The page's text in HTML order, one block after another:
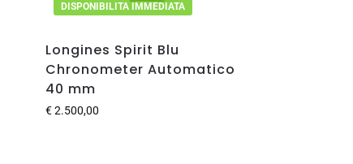
DISPONIBILITA IMMEDIATA
Longines Spirit Blu
Chronometer Automatico
40 mm
€2.500,00